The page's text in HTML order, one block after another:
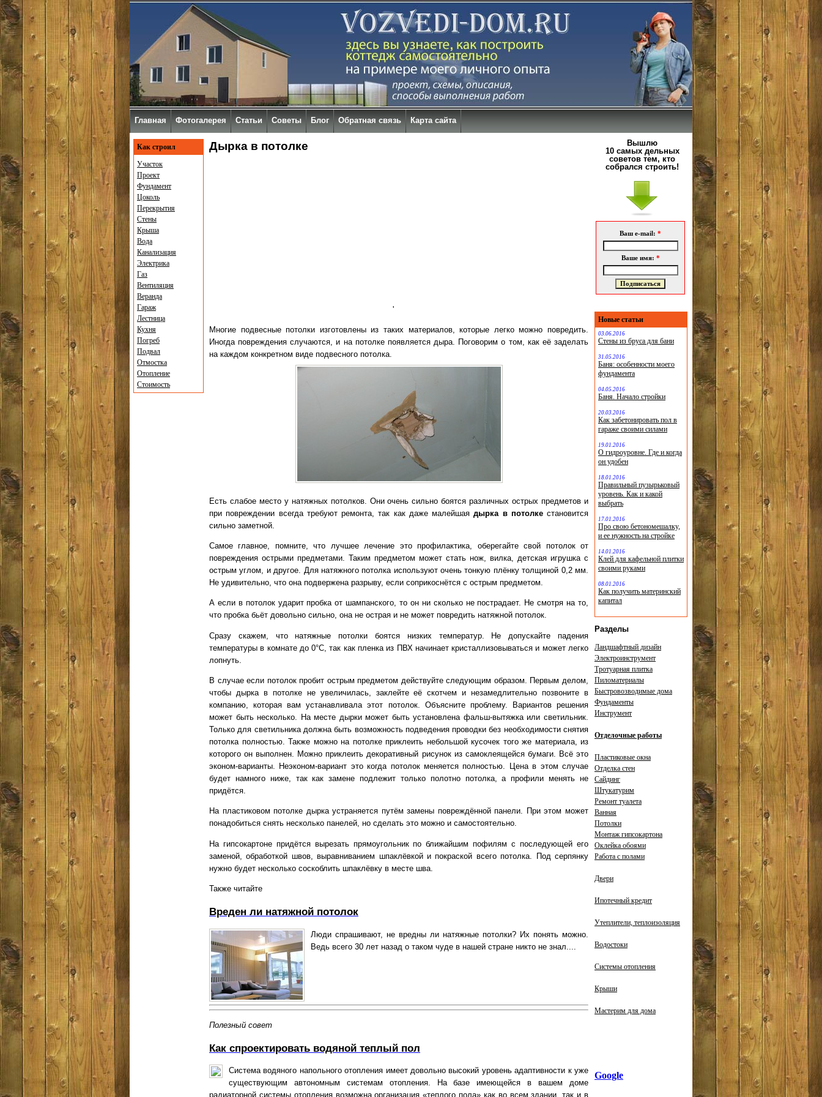
Дырка в потолке
'
Многие подвесные потолки изготовлены из таких материалов, которые легко можно повредить.
Иногда повреждения случаются, и на потолке появляется дыра. Поговорим о том, как её заделать
на каждом конкретном виде подвесного потолка.
Есть слабое место у натяжных потолков. Они очень сильно боятся различных острых предметов и
при повреждении всегда требуют ремонта, так как даже малейшаядырка в потолкестановится
сильно заметной.
Самое главное, помните, что лучшее лечение это профилактика, оберегайте свой потолок от
повреждения острыми предметами. Таким предметом может стать нож, вилка, детская игрушка с
острым углом, и другое. Для натяжного потолка используют очень тонкую плёнку толщиной 0,2 мм.
Не удивительно, что она подвержена разрыву, если соприкоснётся с острым предметом.
А если в потолок ударит пробка от шампанского, то он ни сколько не пострадает. Не смотря на то,
что пробка бьёт довольно сильно, она не острая и не может повредить натяжной потолок.
Сразу скажем, что натяжные потолки боятся низких температур. Не допускайте падения
температуры в комнате до 0°С, так как пленка из ПВХ начинает кристаллизовываться и может легко
лопнуть.
В случае если потолок пробит острым предметом действуйте следующим образом. Первым делом,
чтобы дырка в потолке не увеличилась, заклейте её скотчем и незамедлительно позвоните в
компанию, которая вам устанавливала этот потолок. Объясните проблему. Вариантов решения
может быть несколько. На месте дырки может быть установлена фальш-вытяжка или светильник.
Только для светильника должна быть возможность подведения проводки без необходимости снятия
потолка полностью. Также можно на потолке приклеить небольшой кусочек того же материала, из
которого он выполнен. Можно приклеить декоративный рисунок из самоклеящейся бумаги. Всё это
эконом-варианты. Неэконом-вариант это когда потолок меняется полностью. Цена в этом случае
будет намного ниже, так как замене подлежит только полотно потолка, а профили менять не
придётся.
На пластиковом потолке дырка устраняется путём замены повреждённой панели. При этом может
понадобиться снять несколько панелей, но сделать это можно и самостоятельно.
На гипсокартоне придётся вырезать прямоугольник по ближайшим пофилям с последующей его
заменой, обработкой швов, выравниванием шпаклёвкой и покраской всего потолка. Под серпянку
нужно будет несколько соскоблить шпаклёвку в месте шва.
Также читайте
Вреден ли натяжной потолок
Люди спрашивают, не вредны ли натяжные потолки? Их понять можно.
Ведь всего 30 лет назад о таком чуде в нашей стране никто не знал....
Полезный совет
Как спроектировать водяной теплый пол
Система водяного напольного отопления имеет довольно высокий уровень адаптивности к уже
существующим автономным системам отопления. На базе имеющейся в вашем доме
радиаторной системы отопления возможна организация «теплого пола» как во всем здании, так и в
Как строил
Участок
Проект
Фундамент
Цоколь
Перекрытия
Стены
Крыша
Вода
Канализация
Электрика
Газ
Вентиляция
Веранда
Гараж
Лестница
Кухня
Погреб
Подвал
Отмостка
Отопление
Стоимость
Вышлю
10 самых дельных
советов тем, кто
собрался строить!
Ваш e-mail: *
Ваше имя: *
Новые статьи
03.06.2016
Стены из бруса для бани
31.05.2016
Баня: особенности моего
фундамента
04.05.2016
Баня. Начало стройки
20.03.2016
Как забетонировать пол в
гараже своими силами
19.01.2016
О гидроуровне. Где и когда
он удобен
18.01.2016
Правильный пузырьковый
уровень. Как и какой
выбрать
17.01.2016
Про свою бетономешалку,
и ее нужность на стройке
14.01.2016
Клей для кафельной плитки
своими руками
08.01.2016
Как получить материнский
капитал
Разделы
Ландшафтный дизайн
Электроинструмент
Тротуарная плитка
Пиломатериалы
Быстровозводимые дома
Фундаменты
Инструмент
Отделочные работы
Пластиковые окна
Отделка стен
Сайдинг
Штукатурим
Ремонт туалета
Ванная
Потолки
Монтаж гипсокартона
Оклейка обоями
Работа с полами
Двери
Ипотечный кредит
Утеплители, теплоизоляция
Водостоки
Системы отопления
Крыши
Мастерим для дома
Google
Главная Фотогалерея Статьи Советы Блог Обратная связь Карта сайта